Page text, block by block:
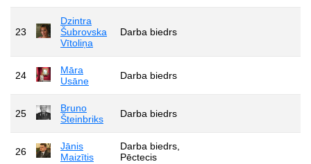
23
Dzintra
Šubrovska
Vītoliņa
Darba biedrs
24
Māra
Usāne
Darba biedrs
25
Bruno
Šteinbriks
Darba biedrs
26
Jānis
Maizītis
Darba biedrs,
Pēctecis